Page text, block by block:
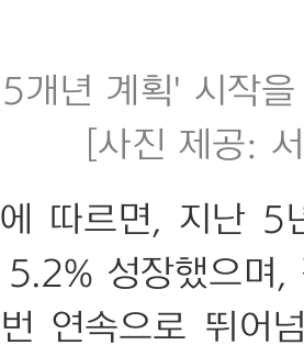
개년 계획' 시작
[사진 제공:
따르면, 지난 5
성장했으며
연속으로 뛰어